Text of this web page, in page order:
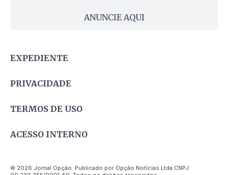
ANUNCIE AQUI
EXPEDIENTE
PRIVACIDADE
TERMOS DE USO
ACESSO INTERNO
© 2026 Jornal Opção. Publicado por Opção Notícias Ltda CNPJ